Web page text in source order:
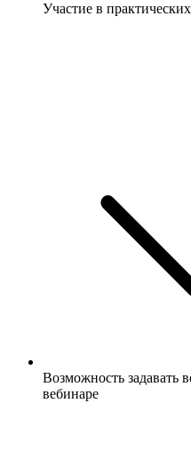
Участие в
Возможность задавать
вебинаре